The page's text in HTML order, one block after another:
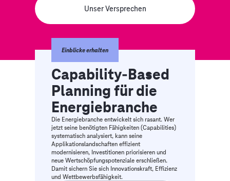
Unser Versprechen
Einblicke erhalten
Capability-Based
Planning für die
Energiebranche
Die Energiebranche entwickelt sich rasant. Wer
jetzt seine benötigten Fähigkeiten (Capabilities)
systematisch analysiert, kann seine
Applikationslandschaften effizient
modernisieren, Investitionen priorisieren und
neue Wertschöpfungspotenziale erschließen.
Damit sichern Sie sich Innovationskraft, Effizienz
und Wettbewerbsfähigkeit.